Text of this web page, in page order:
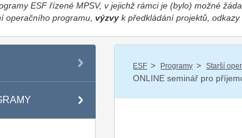
ESF řízené MPSV, v jejichž rámci je (bylo) možné
operačního programu, výzvyk předkládání projektů, odkazy
ESF / Programy / Starší
ONLINE seminář pro